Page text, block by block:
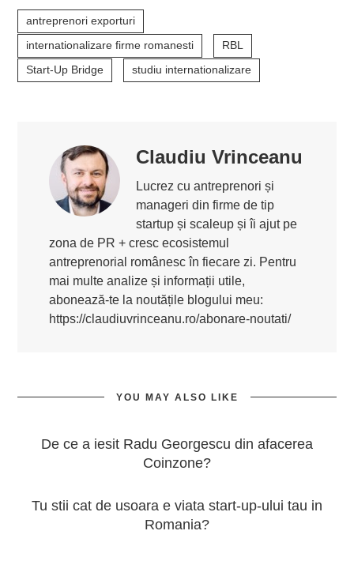
antreprenori exporturi
internationalizare firme romanesti
RBL
Start-Up Bridge
studiu internationalizare
Claudiu Vrinceanu
Lucrez cu antreprenori și
manageri din firme de tip
startup și scaleup și îi ajut pe
zona de PR + cresc ecosistemul
antreprenorial românesc în fiecare zi. Pentru
mai multe analize și informații utile,
abonează-te la noutățile blogului meu:
https://claudiuvrinceanu.ro/abonare-noutati/
YOU MAY ALSO LIKE
De ce a iesit Radu Georgescu din afacerea
Coinzone?
Tu stii cat de usoara e viata start-up-ului tau in
Romania?